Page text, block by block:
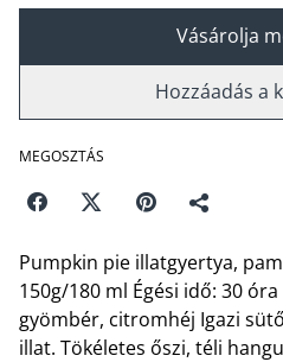
Vásárolja
Hozzáadás a
MEGOSZTÁS
Pumpkin pie illatgyertya,
150g/180 ml Égési idő: 30
gyömbér, citromhéj Igazi
illat. Tökéletes őszi, téli